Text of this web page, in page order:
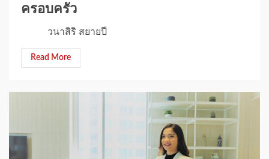
ครอบครัว
วนาสิริ สยายปี
Read More